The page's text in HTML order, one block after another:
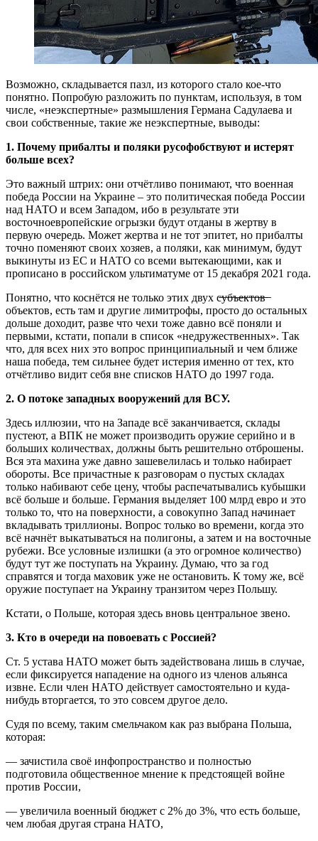
Возможно, складывается пазл, из которого стало кое-что
понятно. Попробую разложить по пунктам, используя, в том
числе, «неэкспертные» размышления Германа Садулаева и
свои собственные, такие же неэкспертные, выводы:
1. Почему прибалты и поляки русофобствуют и истерят
больше всех?
Это важный штрих: они отчётливо понимают, что военная
победа России на Украине – это политическая победа России
над НАТО и всем Западом, ибо в результате эти
восточноевропейские огрызки будут отданы в жертву в
первую очередь. Может жертва и не тот эпитет, но прибалты
точно поменяют своих хозяев, а поляки, как минимум, будут
выкинуты из ЕС и НАТО со всеми вытекающими, как и
прописано в российском ультиматуме от 15 декабря 2021 года.
Понятно, что коснётся не только этих двух с̶у̶б̶ъ̶е̶к̶т̶о̶в̶ ̶
объектов, есть там и другие лимитрофы, просто до остальных
дольше доходит, разве что чехи тоже давно всё поняли и
первыми, кстати, попали в список «недружественных». Так
что, для всех них это вопрос принципиальный и чем ближе
наша победа, тем сильнее будет истерия именно от тех, кто
отчётливо видит себя вне списков НАТО до 1997 года.
2. О потоке западных вооружений для ВСУ.
Здесь иллюзии, что на Западе всё заканчивается, склады
пустеют, а ВПК не может производить оружие серийно и в
больших количествах, должны быть решительно отброшены.
Вся эта махина уже давно зашевелилась и только набирает
обороты. Все причастные к разговорам о пустых складах
только набивают себе цену, чтобы распечатывались кубышки
всё больше и больше. Германия выделяет 100 млрд евро и это
только то, что на поверхности, а совокупно Запад начинает
вкладывать триллионы. Вопрос только во времени, когда это
всё начнёт выкатываться на полигоны, а затем и на восточные
рубежи. Все условные излишки (а это огромное количество)
будут тут же поступать на Украину. Думаю, что за год
справятся и тогда маховик уже не остановить. К тому же, всё
оружие поступает на Украину транзитом через Польшу.
Кстати, о Польше, которая здесь вновь центральное звено.
3. Кто в очереди на повоевать с Россией?
Ст. 5 устава НАТО может быть задействована лишь в случае,
если фиксируется нападение на одного из членов альянса
извне. Если член НАТО действует самостоятельно и куда-
нибудь вторгается, то это совсем другое дело.
Судя по всему, таким смельчаком как раз выбрана Польша,
которая:
— зачистила своё инфопространство и полностью
подготовила общественное мнение к предстоящей войне
против России,
— увеличила военный бюджет с 2% до 3%, что есть больше,
чем любая другая страна НАТО,